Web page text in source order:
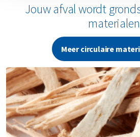
Jouw afval wordt
materialen
Meer circulaire